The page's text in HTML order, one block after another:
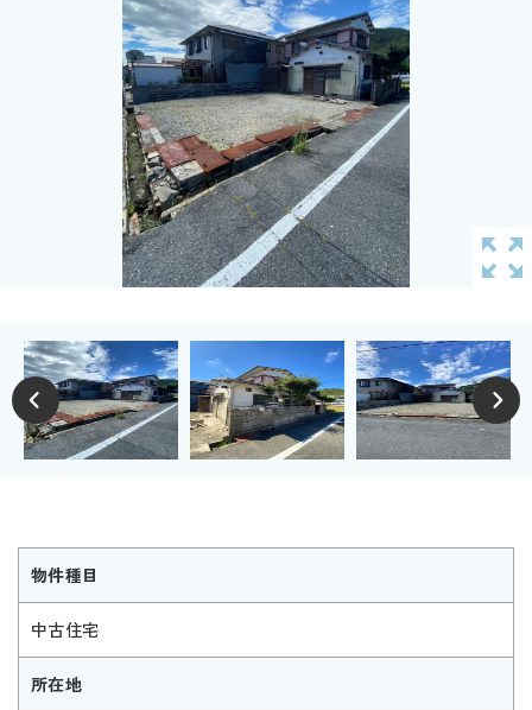
物件種目
中古住宅
所在地